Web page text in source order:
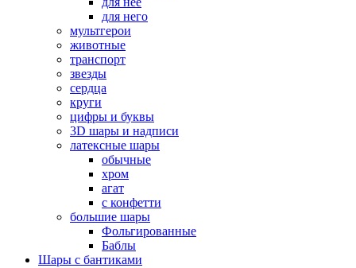
для него
мультгерои
животные
транспорт
звезды
сердца
круги
цифры и буквы
3D шары и надписи
латексные шары
обычные
хром
агат
с конфетти
большие шары
Фольгированные
Баблы
Шары с бантиками